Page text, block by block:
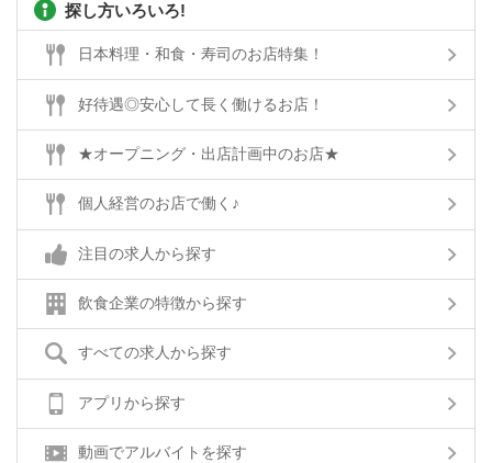
探し方いろいろ!
日本料理・和食・寿司のお店特集！
好待遇◎安心して長く働けるお店！
★オープニング・出店計画中のお店★
個人経営のお店で働く♪
注目の求人から探す
飲食企業の特徴から探す
すべての求人から探す
アプリから探す
動画でアルバイトを探す